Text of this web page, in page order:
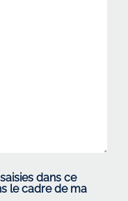
dans ce
le cadre de ma